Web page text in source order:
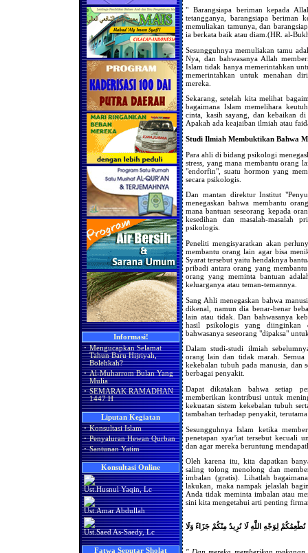
Informasi!
· Mengucapkan Selamat
Tahun Baru Hijriyah,
Bolehkah?
· Al-Muharrom Bulan Yang
Mulia
· SEMARAK RAMADHAN
1447 H
Liputan Kegiatan
· Konsultasi Islam
· Penyaluran Hewan Qurban
· Santunan Yatim
Konsultasi Online
Ust.Husnul Yaqin, Lc
Ust.Amar Abdullah
Ust.Saed As-Saedy, Lc
Fatwa Seputar Sholat
" Barangsiapa beriman kepada
tetangganya, barangsiapa
memuliakan tamunya, dan
ia berkata baik atau diam.(HR. al-
Sesungguhnya memuliakan tamu
Nya, dan bahwasanya Allah
Islam tidak hanya memerintahkan
memerintahkan untuk menahan
mereka.
Sekarang, setelah kita melihat
bagaimana Islam memelihara
cinta, kasih sayang, dan kebaikan
Apakah ada keajaiban ilmiah atau
Studi Ilmiah Membuktikan Bahwa
Para ahli di bidang psikologi
stress, yang mana membantu orang
"endorfin", suatu hormon yang
secara psikologis.
Dan mantan direktur Institut
menegaskan bahwa membantu
mana bantuan seseorang kepada
kesedihan dan masalah-masalah
psikologis.
Peneliti mengisyaratkan akan
membantu orang lain agar bisa
Syarat tersebut yaitu hendaknya
pribadi antara orang yang
orang yang meminta bantuan
keluarganya atau teman-temannya.
Sang Ahli menegaskan bahwa
dikenal, namun dia benar-benar
lain atau tidak. Dan bahwasanya
hasil psikologis yang diinginkan
bahwasanya seseorang "dipaksa"
Dalam studi-studi ilmiah
orang lain dan tidak marah. Semua
kekebalan tubuh pada manusia, dan
berbagai penyakit.
Dapat dikatakan bahwa setiap
memberikan kontribusi untuk
kekuatan sistem kekebalan tubuh
tambahan terhadap penyakit, terutama
Sesungguhnya Islam ketika
penetapan syar'iat tersebut kecuali
dan agar mereka beruntung
Oleh karena itu, kita dapatkan
saling tolong menolong dan
imbalan (gratis). Lihatlah
lakukan, maka nampak jelaslah
Anda tidak meminta imbalan atau
sini kita mengetahui arti penting
لِوَجْهِ اللَّهِ لَا نُرِيدُ مِنْكُمْ جَزَاءً وَلَا